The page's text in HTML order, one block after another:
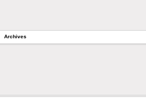
Archives